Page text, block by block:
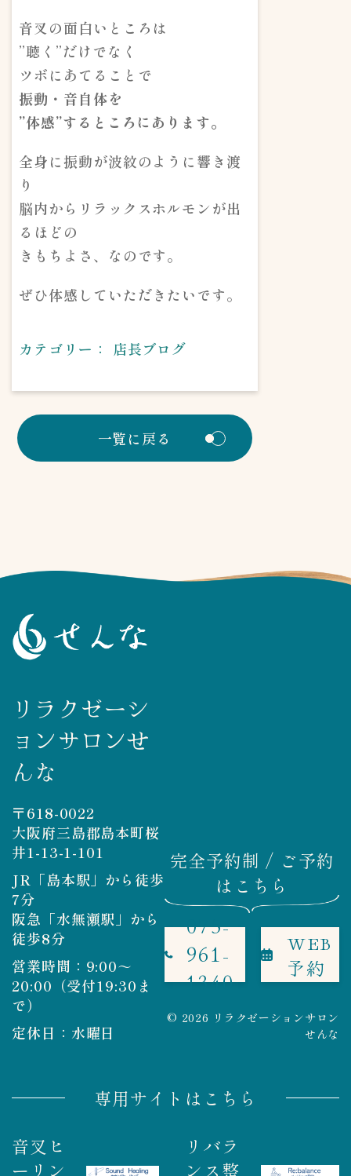
音叉の面白いところは
”聴く”だけでなく
ツボにあてることで
振動・音自体を
”体感”するところにあります。
全身に振動が波紋のように響き渡
り
脳内からリラックスホルモンが出
るほどの
きもちよさ、なのです。
ぜひ体感していただきたいです。
カテゴリー： 店長ブログ
一覧に戻る
リラクゼーシ
ョンサロンせ
んな
〒618-0022
大阪府三島郡島本町桜
井1-13-1-101
JR「島本駅」から徒歩
7分
阪急「水無瀬駅」から
徒歩8分
営業時間：9:00～
20:00（受付19:30ま
で）
定休日：水曜日
完全予約制 / ご予約
はこちら
075-
961-
1340
WEB
予約
© 2026 リラクゼーションサロン
せんな
専用サイトはこちら
音叉ヒ
ーリン
リバラ
ンス整